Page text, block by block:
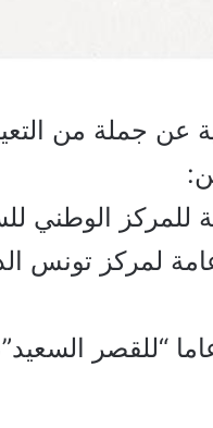
عن جملة من
الوطني
لمركز تونس
“للقصر السعيد”،